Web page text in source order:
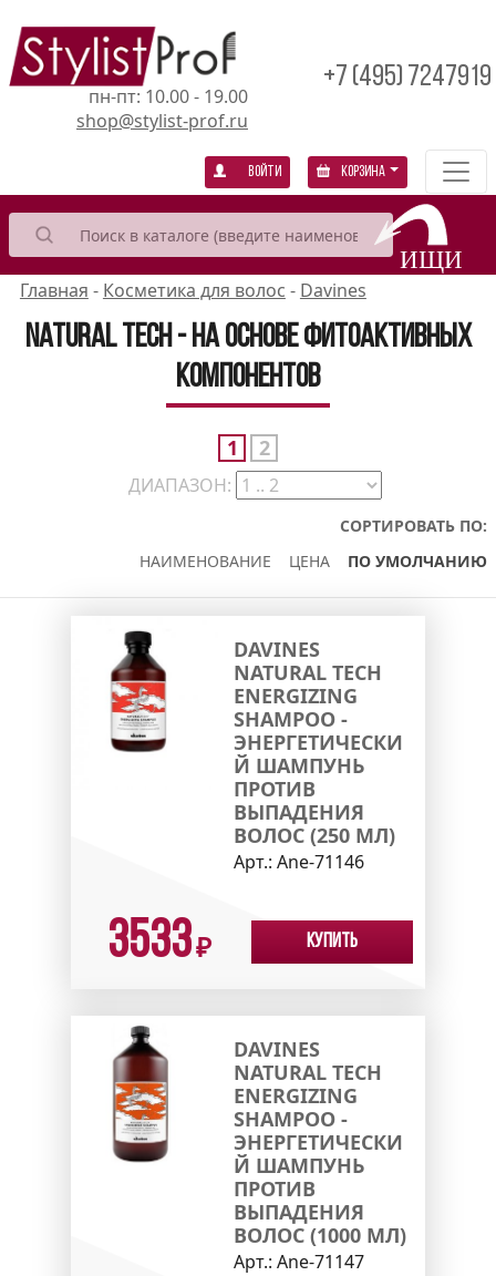
пн-пт: 10.00 - 19.00
shop@stylist-prof.ru
+7 (495) 7247919
Войти Корзина
Главная - Косметика для волос - Davines
Natural Tech - на основе фитоактивных
компонентов
1 2
ДИАПАЗОН:
СОРТИРОВАТЬ ПО:
НАИМЕНОВАНИЕ
ЦЕНА ПО УМОЛЧАНИЮ
DAVINES
NATURAL TECH
ENERGIZING
SHAMPOO -
ЭНЕРГЕТИЧЕСКИ
Й ШАМПУНЬ
ПРОТИВ
ВЫПАДЕНИЯ
ВОЛОС (250 МЛ)
Арт.: Ane-71146
3533₽ Купить
DAVINES
NATURAL TECH
ENERGIZING
SHAMPOO -
ЭНЕРГЕТИЧЕСКИ
Й ШАМПУНЬ
ПРОТИВ
ВЫПАДЕНИЯ
ВОЛОС (1000 МЛ)
Арт.: Ane-71147